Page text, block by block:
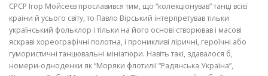
СРСР Ігор Мойсеєв прославився тим, що “колекціонував” танці всієї
кра­їни й усього світу, то Павло Вірський інтерпретував тільки
український фольклор і тільки на його основі створював і масові
яскраві хореографіч­ні полотна, і проникливі ліричні, героїчні або
гумористичні танцювальні мініатюри. Навіть такі, здавалося б,
номери-одноденки як “Моряки фло­тилії “Радянська Україна”,